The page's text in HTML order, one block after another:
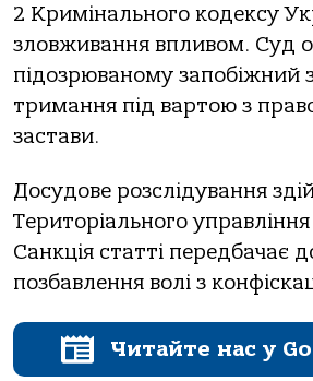
2 Кримінального кодексу
зловживання впливом. Суд
підозрюваному запобіжний
тримання під вартою з
застави.
Досудове розслідування
Територіального
Санкція статті передбачає
позбавлення волі з
Читайте нас у